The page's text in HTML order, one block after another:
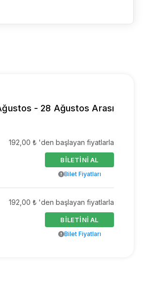
- 28 Ağustos Arası
192,00 ₺ 'den başlayan fiyatlarla
BİLETİNİ AL
Bilet Fiyatları
192,00 ₺ 'den başlayan fiyatlarla
BİLETİNİ AL
Bilet Fiyatları